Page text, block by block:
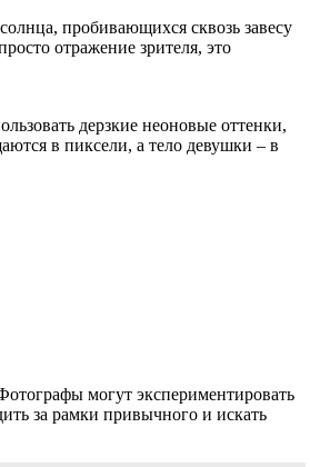
пробивающихся сквозь завесу
отражение зрителя, это
дерзкие неоновые оттенки,
в пиксели, а тело девушки – в
могут экспериментировать
за рамки привычного и искать